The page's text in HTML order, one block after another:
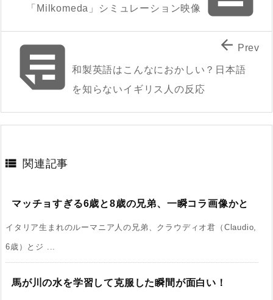
「Milkomeda」シミュレーション映像
和製英語はこんなにおかしい？日本語
を知らないイギリス人の反応
 Prev
 関連記事
マッチョすぎる6歳と8歳の兄弟、一瞬コラ画像かと
イタリア生まれのルーマニア人の兄弟、クラウディオ君（Claudio,
6歳）とジ ...
馬が川の水を学習して克服した瞬間が面白い！